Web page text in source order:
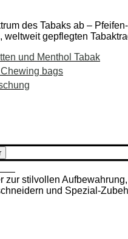
des Tabaks ab –
gepflegten
und Menthol Tabak
bags
zur stilvollen
und Spezial-